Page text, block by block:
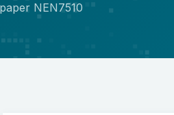
NEN7510